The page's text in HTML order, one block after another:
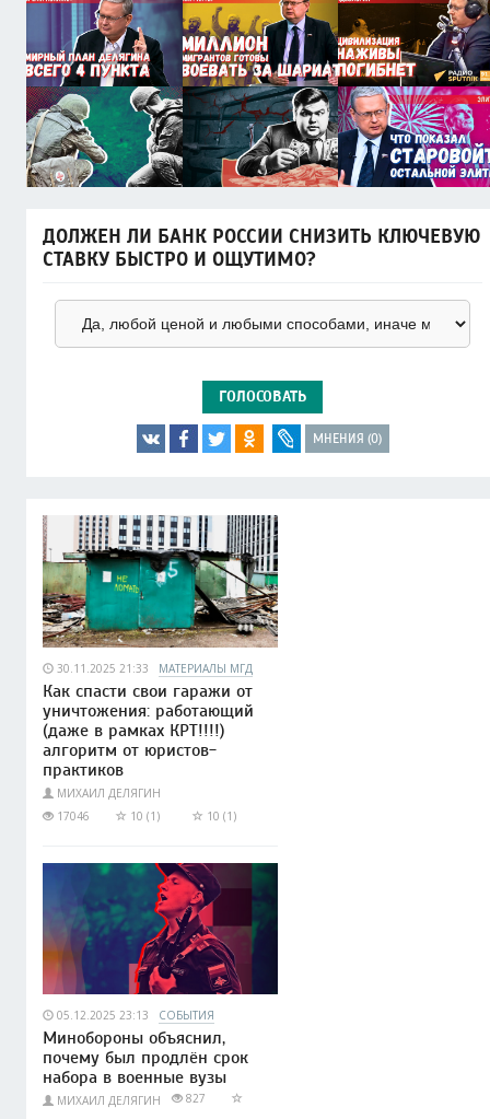
ДОЛЖЕН ЛИ БАНК РОССИИ СНИЗИТЬ КЛЮЧЕВУЮ
СТАВКУ БЫСТРО И ОЩУТИМО?
ГОЛОСОВАТЬ
МНЕНИЯ (0)
30.11.2025 21:33 МАТЕРИАЛЫ МГД
Как спасти свои гаражи от
уничтожения: работающий
(даже в рамках КРТ!!!!)
алгоритм от юристов-
практиков
МИХАИЛ ДЕЛЯГИН
17046
10 (1) 10 (1)
05.12.2025 23:13 СОБЫТИЯ
Минобороны объяснил,
почему был продлён срок
набора в военные вузы
МИХАИЛ ДЕЛЯГИН 827